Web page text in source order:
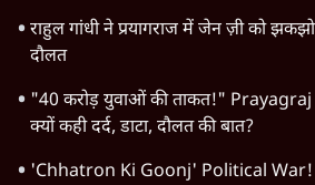
राहुल गांधी ने प्रयागराज में जेन ज़ी को
दौलत
"40 करोड़ युवाओं की ताकत!"
क्यों कही दर्द, डाटा, दौलत की बात?
'Chhatron Ki Goonj' Political War!